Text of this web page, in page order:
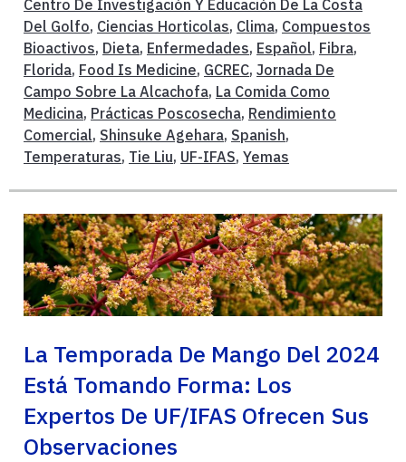
Centro De Investigación Y Educación De La Costa
Del Golfo, Ciencias Horticolas, Clima, Compuestos
Bioactivos, Dieta, Enfermedades, Español, Fibra,
Florida, Food Is Medicine, GCREC, Jornada De
Campo Sobre La Alcachofa, La Comida Como
Medicina, Prácticas Poscosecha, Rendimiento
Comercial, Shinsuke Agehara, Spanish,
Temperaturas, Tie Liu, UF-IFAS, Yemas
La Temporada De Mango Del 2024
Está Tomando Forma: Los
Expertos De UF/IFAS Ofrecen Sus
Observaciones